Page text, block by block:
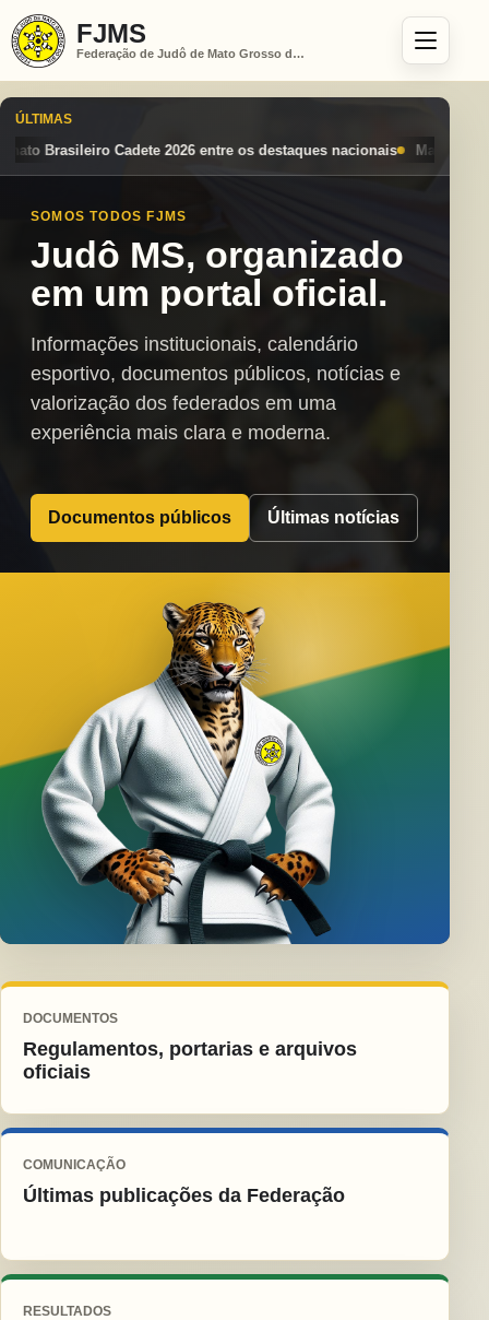
FJMS
Federação de Judô de Mato Grosso do Sul
ÚLTIMAS
os destaques nacionais Mato Grosso do Sul conquista seis
SOMOS TODOS FJMS
Judô MS, organizado
em um portal oficial.
Informações institucionais, calendário
esportivo, documentos públicos, notícias e
valorização dos federados em uma
experiência mais clara e moderna.
Documentos públicos Últimas notícias
DOCUMENTOS
Regulamentos, portarias e arquivos
oficiais
COMUNICAÇÃO
Últimas publicações da Federação
RESULTADOS